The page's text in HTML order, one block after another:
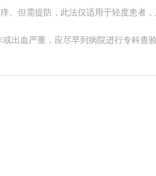
。但需提防，此法仅适用于轻度患者，
出血严重，应尽早到病院进行专科